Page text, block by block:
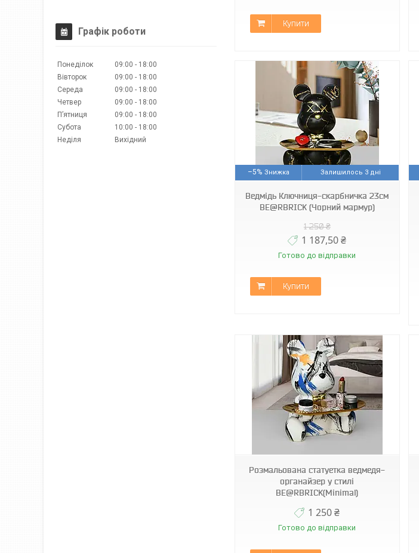
Купити
–5%
Залишилось 3 дні
Ведмідь Ключниця-скарбничка 23см
BE@RBRICK (Чорний мармур)
1 250 ₴
1 187,50 ₴
Готово до відправки
Купити
Арт1551
Розмальована статуетка ведмедя-
органайзер у стилі
BE@RBRICK(Minimal)
1 250 ₴
Готово до відправки
Арт1685
Графік роботи
Понеділок 09:00
18:00
Вівторок
09:00
18:00
Середа
09:00
18:00
Четвер
09:00
18:00
Пʼятниця
09:00
18:00
Субота
10:00
18:00
Неділя
Вихідний